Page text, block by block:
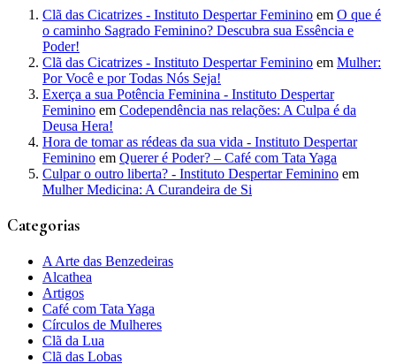
Clã das Cicatrizes - Instituto Despertar Feminino em O que é
o caminho Sagrado Feminino? Descubra sua Essência e
Poder!
Clã das Cicatrizes - Instituto Despertar Feminino em Mulher:
Por Você e por Todas Nós Seja!
Exerça a sua Potência Feminina - Instituto Despertar
Feminino em Codependência nas relações: A Culpa é da
Deusa Hera!
Hora de tomar as rédeas da sua vida - Instituto Despertar
Feminino em Querer é Poder? – Café com Tata Yaga
Culpar o outro liberta? - Instituto Despertar Feminino em
Mulher Medicina: A Curandeira de Si
Categorias
A Arte das Benzedeiras
Alcathea
Artigos
Café com Tata Yaga
Círculos de Mulheres
Clã da Lua
Clã das Lobas